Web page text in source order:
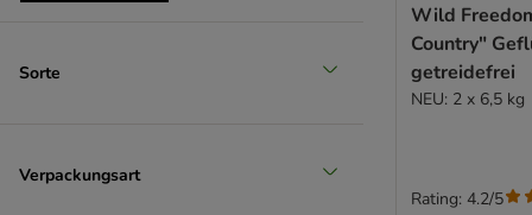
Whiskas
Wildes Land
Sorte
Verpackungsart
Wild
Country"
getreidefrei
NEU: 2 x 6,5 kg
Rating: 4.2/5